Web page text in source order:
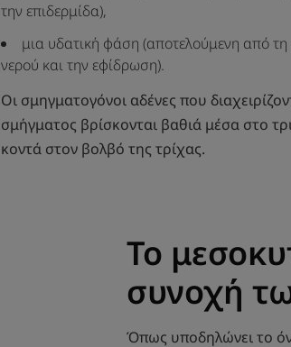
την επιδερμίδα),
μια υδατική φάση (αποτελούμενη από
νερού και την εφίδρωση).
Οι σμηγματογόνοι αδένες που
σμήγματος βρίσκονται βαθιά μέσα στο
κοντά στον βολβό της τρίχας.
Το
συνοχή
Όπως υποδηλώνει το